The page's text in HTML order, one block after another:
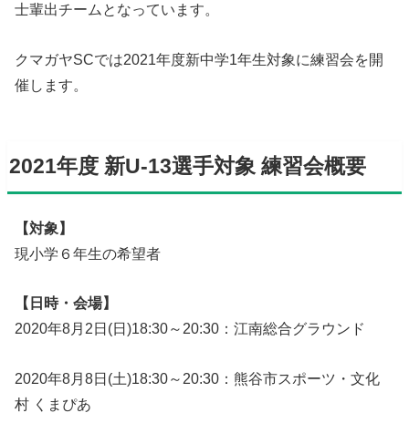
士輩出チームとなっています。
クマガヤSCでは2021年度新中学1年生対象に練習会を開
催します。
2021年度 新U-13選手対象 練習会概要
【対象】
現小学６年生の希望者
【日時・会場】
2020年8月2日(日)18:30～20:30：江南総合グラウンド
2020年8月8日(土)18:30～20:30：熊谷市スポーツ・文化
村 くまぴあ